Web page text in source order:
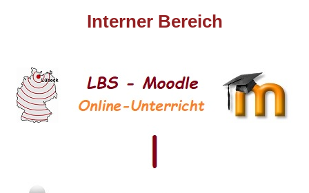
Interner Bereich